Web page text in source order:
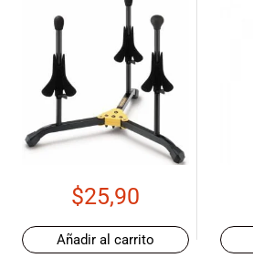
$25,90
Añadir al carrito